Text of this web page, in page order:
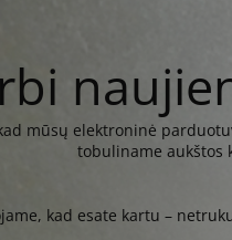
mūsų elektroninė
tobuliname aukštos
kad esate kartu –